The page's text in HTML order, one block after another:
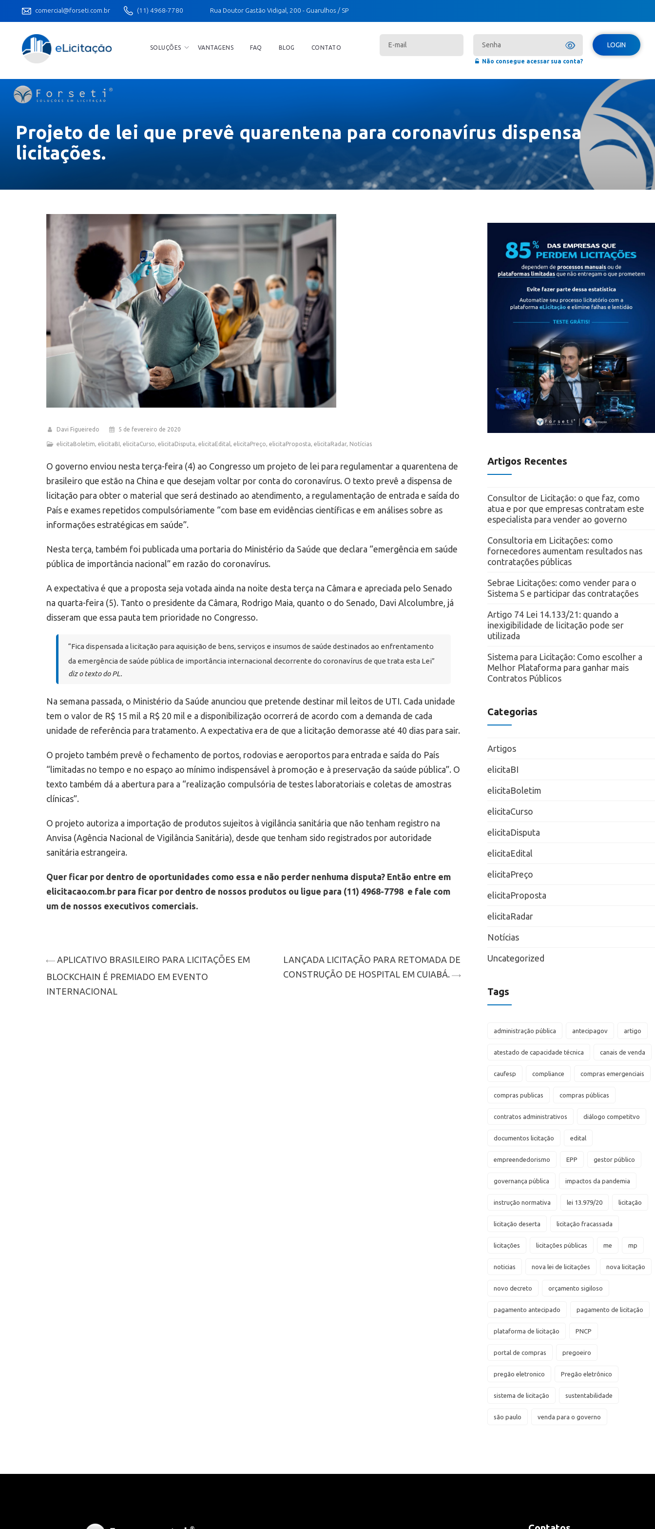
comercial@forseti.com.br (11) 4968-7780 Rua Doutor Gastão Vidigal, 200 - Guarulhos / SP
SOLUÇÕES VANTAGENS FAQ BLOG CONTATO
Não consegue acessar sua conta?
LOGIN
Projeto de lei que prevê quarentena para coronavírus dispensa
licitações.
Davi Figueiredo 5 de fevereiro de 2020
elicitaBoletim, elicitaBI, elicitaCurso, elicitaDisputa, elicitaEdital , elicitaPreço, elicitaProposta, elicitaRadar, Notícias
O governo enviou nesta terça-feira (4) ao Congresso um projeto de lei para regulamentar a quarentena de
brasileiro que estão na China e que desejam voltar por conta do coronavírus. O texto prevê a dispensa de
licitação para obter o material que será destinado ao atendimento, a regulamentação de entrada e saída do
País e exames repetidos compulsóriamente “com base em evidências científicas e em análises sobre as
informações estratégicas em saúde”.
Nesta terça, também foi publicada uma portaria do Ministério da Saúde que declara “emergência em saúde
pública de importância nacional” em razão do coronavírus.
A expectativa é que a proposta seja votada ainda na noite desta terça na Câmara e apreciada pelo Senado
na quarta-feira (5). Tanto o presidente da Câmara, Rodrigo Maia, quanto o do Senado, Davi Alcolumbre, já
disseram que essa pauta tem prioridade no Congresso.
“Fica dispensada a licitação para aquisição de bens, serviços e insumos de saúde destinados ao enfrentamento
da emergência de saúde pública de importância internacional decorrente do coronavírus de que trata esta Lei”
diz o texto do PL.
Na semana passada, o Ministério da Saúde anunciou que pretende destinar mil leitos de UTI. Cada unidade
tem o valor de R$ 15 mil a R$ 20 mil e a disponibilização ocorrerá de acordo com a demanda de cada
unidade de referência para tratamento. A expectativa era de que a licitação demorasse até 40 dias para sair.
O projeto também prevê o fechamento de portos, rodovias e aeroportos para entrada e saída do País
“limitadas no tempo e no espaço ao mínimo indispensável à promoção e à preservação da saúde pública”. O
texto também dá a abertura para a “realização compulsória de testes laboratoriais e coletas de amostras
clínicas”.
O projeto autoriza a importação de produtos sujeitos à vigilância sanitária que não tenham registro na
Anvisa (Agência Nacional de Vigilância Sanitária), desde que tenham sido registrados por autoridade
sanitária estrangeira.
Quer ficar por dentro de oportunidades como essa e não perder nenhuma disputa? Então entre em
elicitacao.com.br para ficar por dentro de nossos produtos ou ligue para (11) 4968-7798 e fale com
um de nossos executivos comerciais.
APLICATIVO BRASILEIRO PARA LICITAÇÕES EM
BLOCKCHAIN É PREMIADO EM EVENTO
INTERNACIONAL
LANÇADA LICITAÇÃO PARA RETOMADA DE
CONSTRUÇÃO DE HOSPITAL EM CUIABÁ.
Artigos Recentes
Consultor de Licitação: o que faz, como
atua e por que empresas contratam este
especialista para vender ao governo
Consultoria em Licitações: como
fornecedores aumentam resultados nas
contratações públicas
Sebrae Licitações: como vender para o
Sistema S e participar das contratações
Artigo 74 Lei 14.133/21: quando a
inexigibilidade de licitação pode ser
utilizada
Sistema para Licitação: Como escolher a
Melhor Plataforma para ganhar mais
Contratos Públicos
Categorias
Artigos
elicitaBI
elicitaBoletim
elicitaCurso
elicitaDisputa
elicitaEdital
elicitaPreço
elicitaProposta
elicitaRadar
Notícias
Uncategorized
Tags
administração pública antecipagov artigo
atestado de capacidade técnica canais de venda
caufesp compliance compras emergenciais
compras publicas compras públicas
contratos administrativos diálogo competitvo
documentos licitação edital
empreendedorismo EPP gestor público
governança pública impactos da pandemia
instrução normativa lei 13.979/20 licitação
licitação deserta licitação fracassada
licitações licitações públicas me mp
noticias nova lei de licitações nova licitação
novo decreto orçamento sigiloso
pagamento antecipado pagamento de licitação
plataforma de licitação PNCP
portal de compras pregoeiro
pregão eletronico Pregão eletrônico
sistema de licitação sustentabilidade
são paulo venda para o governo